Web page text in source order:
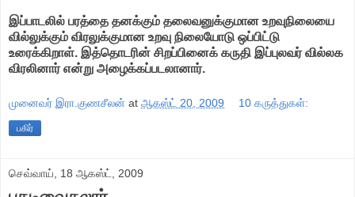
இப்பாடலில் பரத்தை தனக்கும் தலைவனுக்குமான உறவுநிலையை
வில்லுக்கும் விரலுக்குமான உறவு நிலையோடு ஒப்பிட்டு
உரைக்கிறாள். இத்தொடரின் சிறப்பினைக் கருதி இப்புலவர் வில்லக
விரலினார் என்று அழைக்கப்படலானார்.
முனைவர் இரா.குணசீலன் at ஆகஸ்ட் 20, 2009 10 கருத்துகள்:
பகிர்
செவ்வாய், 18 ஆகஸ்ட், 2009